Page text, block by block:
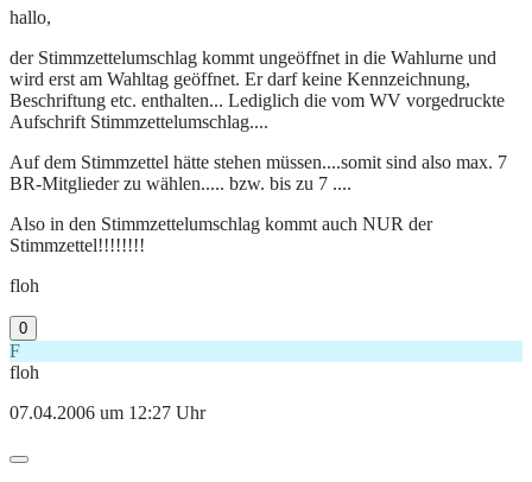
hallo,
der Stimmzettelumschlag kommt ungeöffnet in die Wahlurne und
wird erst am Wahltag geöffnet. Er darf keine Kennzeichnung,
Beschriftung etc. enthalten... Lediglich die vom WV vorgedruckte
Aufschrift Stimmzettelumschlag....
Auf dem Stimmzettel hätte stehen müssen....somit sind also max. 7
BR-Mitglieder zu wählen..... bzw. bis zu 7 ....
Also in den Stimmzettelumschlag kommt auch NUR der
Stimmzettel!!!!!!!!
floh
0
F
floh
07.04.2006 um 12:27 Uhr